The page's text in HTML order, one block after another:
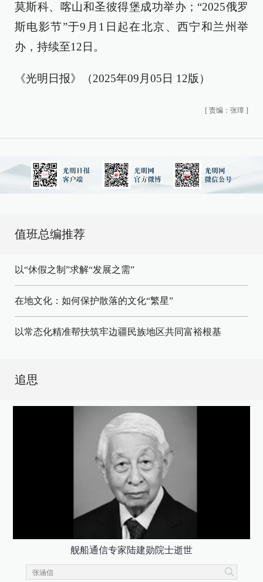
莫斯科、喀山和圣彼得堡成功举办；“2025俄罗
斯电影节”于9月1日起在北京、西宁和兰州举
办，持续至12日。
《光明日报》（2025年09月05日 12版）
[ 责编：张璋 ]
值班总编推荐
以“休假之制”求解“发展之需”
在地文化：如何保护散落的文化“繁星”
以常态化精准帮扶筑牢边疆民族地区共同富裕根基
追思
舰船通信专家陆建勋院士逝世